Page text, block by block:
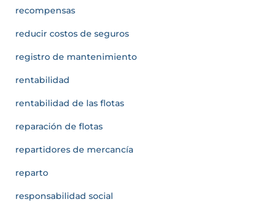
recompensas
reducir costos de seguros
registro de mantenimiento
rentabilidad
rentabilidad de las flotas
reparación de flotas
repartidores de mercancía
reparto
responsabilidad social